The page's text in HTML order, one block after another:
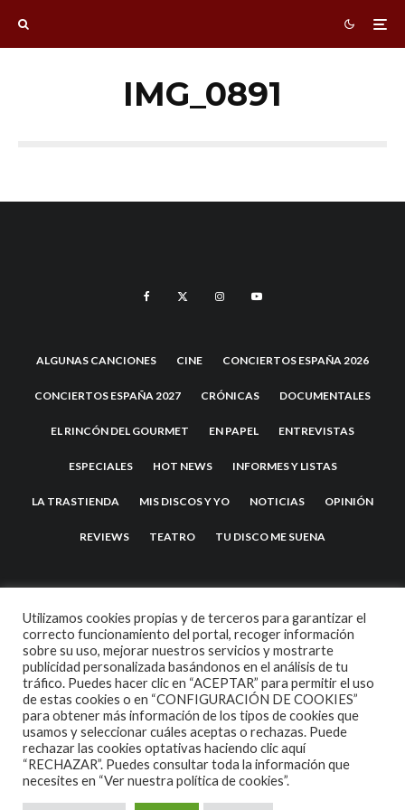
IMG_0891
ALGUNAS CANCIONES CINE CONCIERTOS ESPAÑA 2026
CONCIERTOS ESPAÑA 2027 CRÓNICAS DOCUMENTALES
EL RINCÓN DEL GOURMET EN PAPEL ENTREVISTAS
ESPECIALES HOT NEWS INFORMES Y LISTAS
LA TRASTIENDA MIS DISCOS Y YO NOTICIAS OPINIÓN
REVIEWS TEATRO TU DISCO ME SUENA
2007 COPYRIGHT -CODETIPITHEME
Utilizamos cookies propias y de terceros para garantizar el
correcto funcionamiento del portal, recoger información
sobre su uso, mejorar nuestros servicios y mostrarte
publicidad personalizada basándonos en el análisis de tu
tráfico. Puedes hacer clic en “ACEPTAR” para permitir el uso
de estas cookies o en “CONFIGURACIÓN DE COOKIES”
para obtener más información de los tipos de cookies que
usamos y seleccionar cuáles aceptas o rechazas. Puede
rechazar las cookies optativas haciendo clic aquí
“RECHAZAR”. Puedes consultar toda la información que
necesites en “Ver nuestra política de cookies”.